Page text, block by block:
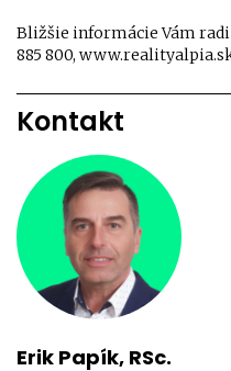
Bližšie informácie Vám
885 800,
Kontakt
Erik Papík, RSc.